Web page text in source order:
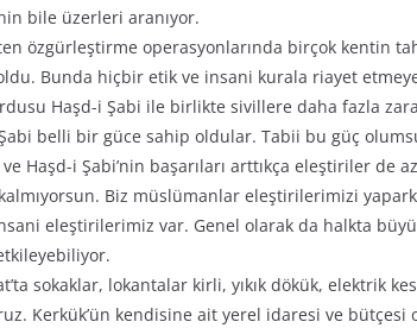
bile üzerleri aranıyor.
özgürleştirme operasyonlarında birçok kentin
Bunda hiçbir etik ve insani kurala riayet
Haşd-i Şabi ile birlikte sivillere daha fazla
belli bir güce sahip oldular. Tabii bu güç
Haşd-i Şabi’nin başarıları arttıkça eleştiriler de
Biz müslümanlar eleştirilerimizi
eleştirilerimiz var. Genel olarak da halkta
sokaklar, lokantalar kirli, yıkık dökük, elektrik
Kerkük’ün kendisine ait yerel idaresi ve